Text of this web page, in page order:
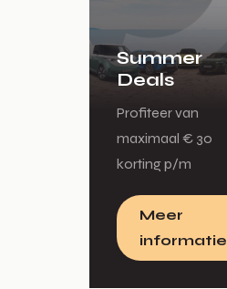
Summer
Deals
Profiteer van
maximaal € 30
korting p/m
Meer
informatie